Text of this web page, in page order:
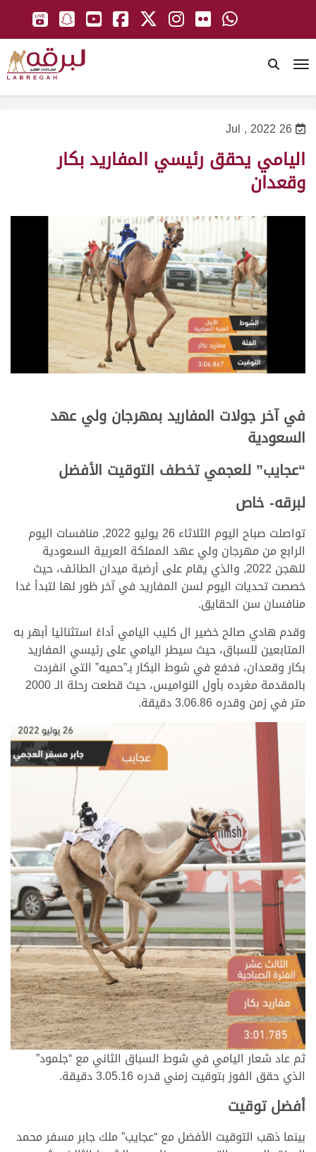
26 Jul , 2022
اليامي يحقق رئيسي المفاريد بكار
وقعدان
في آخر جولات المفاريد بمهرجان ولي عهد
السعودية
“عجايب” للعجمي تخطف التوقيت الأفضل
لبرقه- خاص
تواصلت صباح اليوم الثلاثاء 26 يوليو 2022, منافسات اليوم
الرابع من مهرجان ولي عهد المملكة العربية السعودية
للهجن 2022, والذي يقام على أرضية ميدان الطائف، حيث
خصصت تحديات اليوم لسن المفاريد في آخر ظور لها لتبدأ غدا
منافسان سن الحقايق.
وقدم هادي صالح خضير ال كليب اليامي أداءً استثنائيا أبهر به
المتابعين للسباق، حيث سيطر اليامي على رئيسي المفاريد
بكار وقعدان، فدفع في شوط البكار بـ”حميه” التي انفردت
بالمقدمة مغرده بأول النواميس، حيث قطعت رحلة الـ 2000
متر في زمن وقدره 3.06.86 دقيقة.
ثم عاد شعار اليامي في شوط السباق الثاني مع “جلمود”
الذي حقق الفوز بتوقيت زمني قدره 3.05.16 دقيقة.
أفضل توقيت
بينما ذهب التوقيت الأفضل مع “عجايب” ملك جابر مسفر محمد